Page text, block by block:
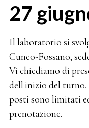
27
Il laboratorio si
Cuneo-Fossano,
Vi chiediamo di
dell'inizio del
posti sono limitati
prenotazione.